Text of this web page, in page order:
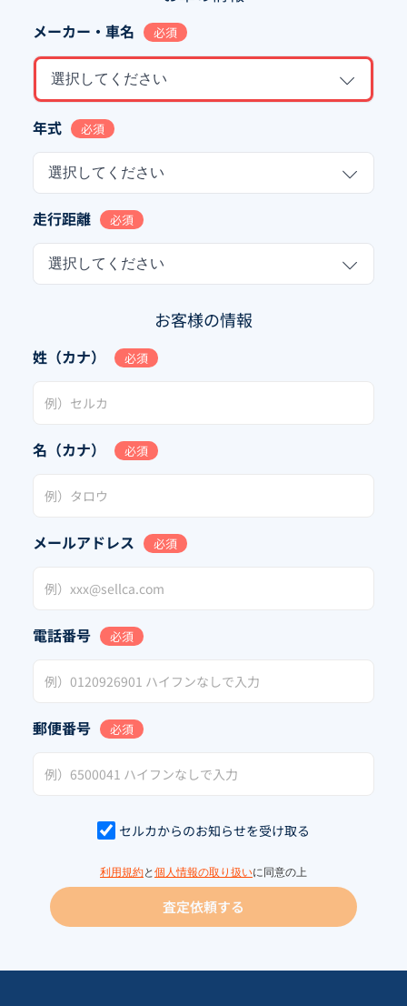
メーカー・車名 必須
選択してください
年式 必須
選択してください
走行距離 必須
選択してください
お客様の情報
姓（カナ） 必須
名（カナ） 必須
メールアドレス 必須
電話番号 必須
郵便番号 必須
セルカからのお知らせを受け取る
利用規約と 個人情報の取り扱いに同意の上
査定依頼する